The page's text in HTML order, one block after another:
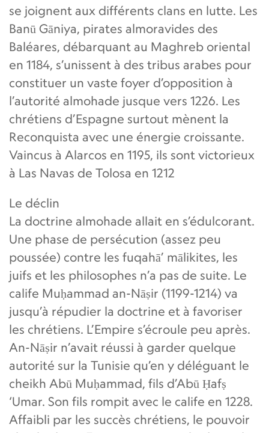
se joignent aux différents clans en lutte. Les
Banū Gāniya, pirates almoravides des
Baléares, débarquant au Maghreb oriental
en 1184, s’unissent à des tribus arabes pour
constituer un vaste foyer d’opposition à
l’autorité almohade jusque vers 1226. Les
chrétiens d’Espagne surtout mènent la
Reconquista avec une énergie croissante.
Vaincus à Alarcos en 1195, ils sont victorieux
à Las Navas de Tolosa en 1212
Le déclin
La doctrine almohade allait en s’édulcorant.
Une phase de persécution (assez peu
poussée) contre les fuqahā’ mālikites, les
juifs et les philosophes n’a pas de suite. Le
calife Muḥammad an-Nāṣir (1199-1214) va
jusqu’à répudier la doctrine et à favoriser
les chrétiens. L’Empire s’écroule peu après.
An-Nāṣir n’avait réussi à garder quelque
autorité sur la Tunisie qu’en y déléguant le
cheikh Abū Muḥammad, fils d’Abū Ḥafṣ
‘Umar. Son fils rompit avec le calife en 1228.
Affaibli par les succès chrétiens, le pouvoir